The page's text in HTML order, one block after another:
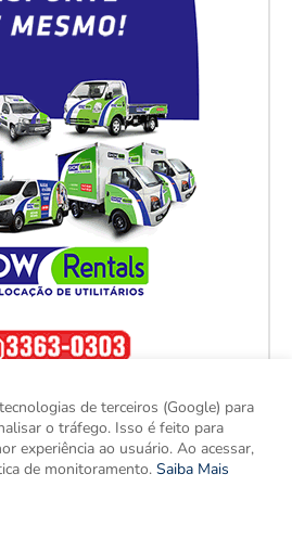
de terceiros (Google) para
o tráfego. Isso é feito para
experiência ao usuário. Ao acessar,
de monitoramento. Saiba Mais